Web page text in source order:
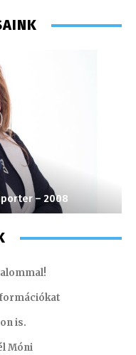
– 2008
is.
Móni